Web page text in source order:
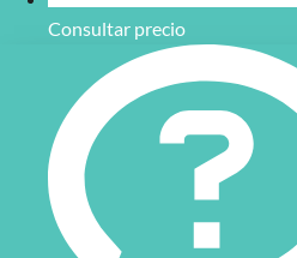
Consultar precio